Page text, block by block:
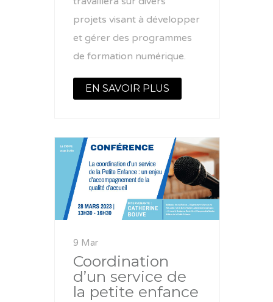
projets visant à développer
et gérer des programmes
de formation numérique.
EN SAVOIR PLUS
9 Mar
Coordination
d’un service de
la petite enfance